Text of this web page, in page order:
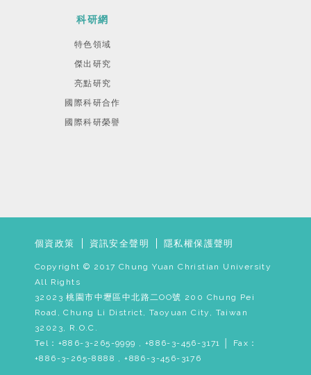
科研網
特色領域
傑出研究
亮點研究
國際科研合作
國際科研榮譽
個資政策 資訊安全聲明 隱私權保護聲明
Copyright © 2017 Chung Yuan Christian University
All Rights
32023 桃園市中壢區中北路二OO號 200 Chung Pei
Road, Chung Li District, Taoyuan City, Taiwan
32023, R.O.C.
Tel：+886-3-265-9999 , +886-3-456-3171 │ Fax：
+886-3-265-8888 , +886-3-456-3176